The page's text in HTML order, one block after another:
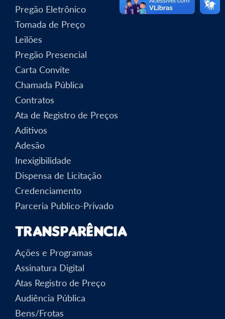
Pregão Eletrônico
Tomada de Preço
Leilões
Pregão Presencial
Carta Convite
Chamada Pública
Contratos
Ata de Registro de Preços
Aditivos
Adesão
Inexigibilidade
Dispensa de Licitação
Credenciamento
Parceria Publico-Privado
Transparência
Ações e Programas
Assinatura Digital
Atas Registro de Preço
Audiência Pública
Bens/Frotas